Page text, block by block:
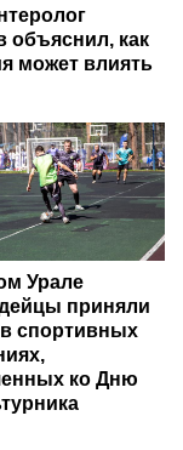
объяснил, как
может влиять
Урале
приняли
в спортивных
ко Дню